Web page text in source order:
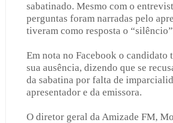
sabatinado. Mesmo com o
perguntas foram narradas pelo
tiveram como resposta o
Em nota no Facebook o
sua ausência, dizendo que se
da sabatina por falta de
apresentador e da emissora.
O diretor geral da Amizade FM,